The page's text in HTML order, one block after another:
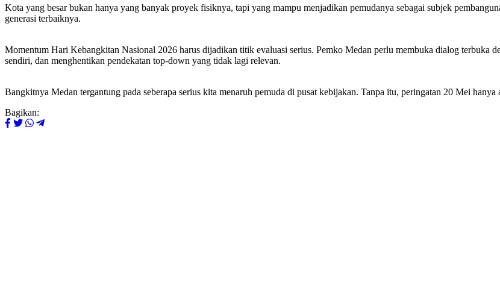
Kota yang besar bukan hanya yang banyak proyek fisiknya, tapi yang mampu menjadikan pemudanya sebagai subjek
generasi terbaiknya.
Momentum Hari Kebangkitan Nasional 2026 harus dijadikan titik evaluasi serius. Pemko Medan perlu membuka dialog terbuka
sendiri, dan menghentikan pendekatan top-down yang tidak lagi relevan.
Bangkitnya Medan tergantung pada seberapa serius kita menaruh pemuda di pusat kebijakan. Tanpa itu, peringatan 20 Mei
Bagikan: